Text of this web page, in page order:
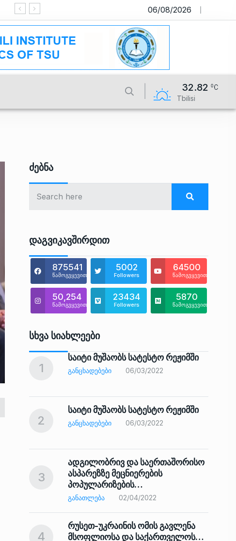
საიტი მუშაობს სატესტო რეჟიმში
06/08/2026
32.82
Tbilisi
Ძებნა
Დაგვიკავშირდით
875541
წამოგვყევით
5002
Followers
64500
წამოგვყევით
50,254
წამოგვყევით
23434
Followers
5870
წამოგვყევით
Სხვა Სიახლეები
1
საიტი მუშაობს სატესტო რეჟიმში
ᲒᲐᲜᲪᲮᲐᲓᲔᲑᲔᲑᲘ 06/03/2022
2
საიტი მუშაობს სატესტო რეჟიმში
ᲒᲐᲜᲪᲮᲐᲓᲔᲑᲔᲑᲘ 06/03/2022
3
ადგილობრივ და საერთაშორისო
ასპარეზზე მეცნიერების
პოპულარიზების…
ᲒᲐᲜᲐᲗᲚᲔᲑᲐ 02/04/2022
4
რუსეთ-უკრაინის ომის გავლენა
მსოფლიოსა და საქართველოს…